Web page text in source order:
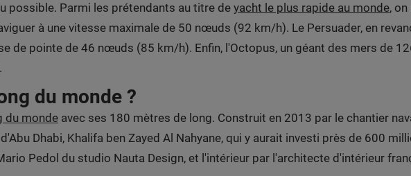
possible. Parmi les prétendants au titre de yacht le plus rapide au monde,
à une vitesse maximale de 50 nœuds (92 km/h). Le Persuader, en
de pointe de 46 nœuds (85 km/h). Enfin, l'Octopus, un géant des mers de
du monde ?
du monde avec ses 180 mètres de long. Construit en 2013 par le chantier
Dhabi, Khalifa ben Zayed Al Nahyane, qui y aurait investi près de 600
Pedol du studio Nauta Design, et l'intérieur par l'architecte d'intérieur